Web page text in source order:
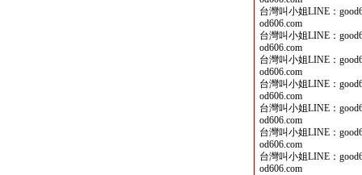
台灣叫小姐LINE：
od606.com
台灣叫小姐LINE：
od606.com
台灣叫小姐LINE：
od606.com
台灣叫小姐LINE：
od606.com
台灣叫小姐LINE：
od606.com
台灣叫小姐LINE：
od606.com
台灣叫小姐LINE：
od606.com